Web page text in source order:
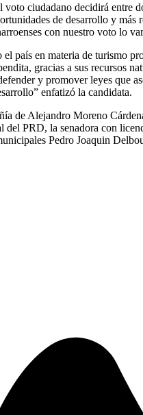
ciudadano decidirá entre
de desarrollo y
con nuestro voto lo
país en materia de turismo
gracias a sus recursos
y promover leyes que
enfatizó la candidata.
de Alejandro Moreno
PRD, la senadora con
Pedro Joaquin